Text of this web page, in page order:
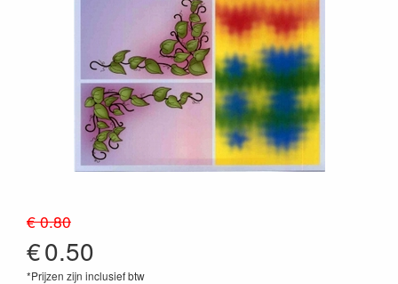
€ 0.80
€0.50
*Prijzen zijn inclusief btw